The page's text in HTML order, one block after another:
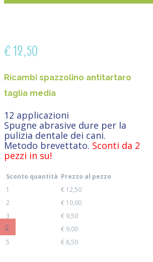
€12,50
Ricambi spazzolino antitartaro
taglia media
12 applicazioni
Spugne abrasive dure per la
pulizia dentale dei cani.
Metodo brevettato. Sconti da 2
pezzi in su!
Sconto quantità Prezzo al pezzo
1
€ 12,50
2
€ 10,00
3
€ 9,50
4
€ 9,00
5
€ 8,50